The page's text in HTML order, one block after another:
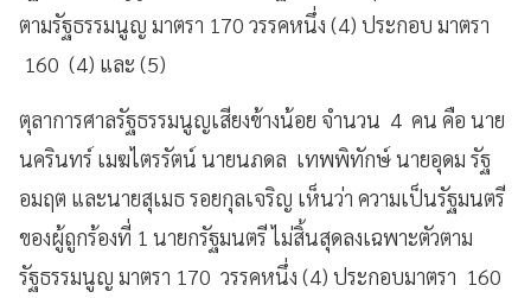
ตามรัฐธรรมนูญ มาตรา 170 วรรคหนึ่ง (4) ประกอบ มาตรา
160 (4) และ (5)
ตุลาการศาลรัฐธรรมนูญเสียงข้างน้อย จำนวน 4 คน คือ นาย
นครินทร์ เมฆไตรรัตน์ นายนภดล เทพพิทักษ์ นายอุดม รัฐ
อมฤต และนายสุเมธ รอยกุลเจริญ เห็นว่า ความเป็นรัฐมนตรี
ของผู้ถูกร้องที่ 1 นายกรัฐมนตรี ไม่สิ้นสุดลงเฉพาะตัวตาม
รัฐธรรมนูญ มาตรา 170 วรรคหนึ่ง (4) ประกอบมาตรา 160